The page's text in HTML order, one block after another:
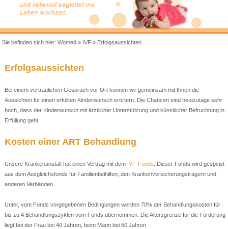
Sie befinden sich hier:Womed » IVF » Erfolgsaussichten
Erfolgsaussichten
Bei einem vertraulichen Gespräch vor Ort können wir gemeinsam mit Ihnen die
Aussichten für einen erfüllten Kinderwunsch erörtern. Die Chancen sind heutzutage sehr
hoch, dass der Kinderwunsch mit ärztlicher Unterstützung und künstlicher Befruchtung in
Erfüllung geht.
Kosten einer ART Behandlung
Unsere Krankenanstalt hat einen Vertrag mit dem IVF-Fonds . Dieser Fonds wird gespeist
aus dem Ausgleichsfonds für Familienbeihilfen, den Krankenversicherungsträgern und
anderen Verbänden.
Unter, vom Fonds vorgegebenen Bedingungen werden 70% der Behandlungskosten für
bis zu 4 Behandlungszyklen vom Fonds übernommen. Die Altersgrenze für die Förderung
liegt bei der Frau bei 40 Jahren, beim Mann bei 50 Jahren.